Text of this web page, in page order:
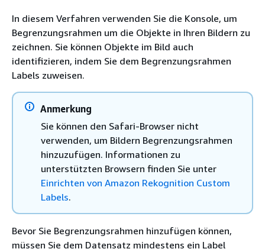
In diesem Verfahren verwenden Sie die Konsole, um
Begrenzungsrahmen um die Objekte in Ihren Bildern zu
zeichnen. Sie können Objekte im Bild auch
identifizieren, indem Sie dem Begrenzungsrahmen
Labels zuweisen.
Anmerkung
Sie können den Safari-Browser nicht
verwenden, um Bildern Begrenzungsrahmen
hinzuzufügen. Informationen zu
unterstützten Browsern finden Sie unter
Einrichten von Amazon Rekognition Custom
Labels.
Bevor Sie Begrenzungsrahmen hinzufügen können,
müssen Sie dem Datensatz mindestens ein Label